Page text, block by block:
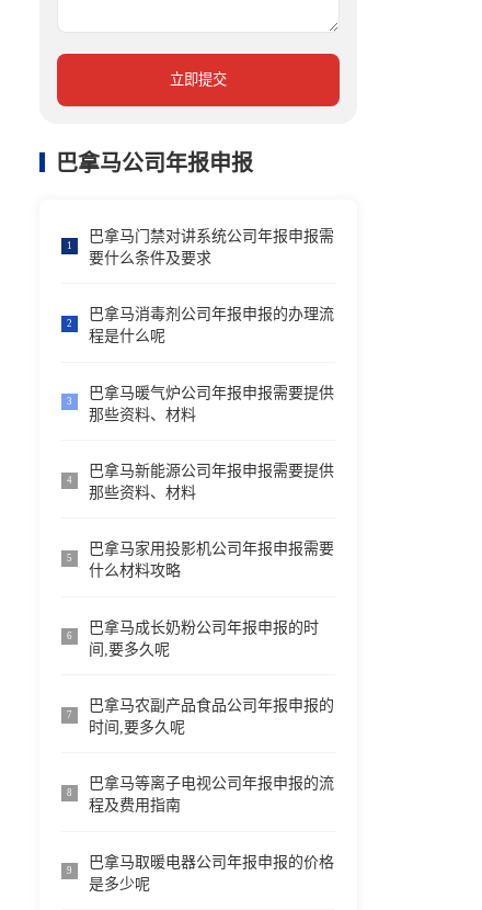
立即提交
巴拿马公司年报申报
1
巴拿马门禁对讲系统公司年报申报需
要什么条件及要求
2
巴拿马消毒剂公司年报申报的办理流
程是什么呢
3
巴拿马暖气炉公司年报申报需要提供
那些资料、材料
4
巴拿马新能源公司年报申报需要提供
那些资料、材料
5
巴拿马家用投影机公司年报申报需要
什么材料攻略
6
巴拿马成长奶粉公司年报申报的时
间,要多久呢
7
巴拿马农副产品食品公司年报申报的
时间,要多久呢
8
巴拿马等离子电视公司年报申报的流
程及费用指南
9
巴拿马取暖电器公司年报申报的价格
是多少呢